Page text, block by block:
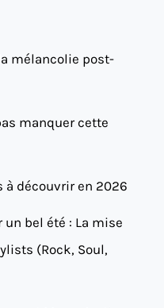
mélancolie post-
manquer cette
découvrir en 2026
bel été : La mise
(Rock, Soul,